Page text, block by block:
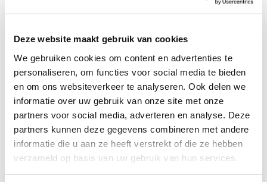
Deze website maakt gebruik van cookies
We gebruiken cookies om content en advertenties te
personaliseren, om functies voor social media te bieden
en om ons websiteverkeer te analyseren. Ook delen we
informatie over uw gebruik van onze site met onze
partners voor social media, adverteren en analyse. Deze
partners kunnen deze gegevens combineren met andere
informatie die u aan ze heeft verstrekt of die ze hebben
verzameld op basis van uw gebruik van hun services.
Lijkt het jou leuk om dit zonnestraaltje een paar uur per
week een warme plek te geven waar ze zich welkom voelt
Profiel steungezin
Wij zoeken een gezin in Amsterdam-Zuid:
• Waar dit leuke meisje na school vrijdag
welkom is, of op zaterdag gezellig mag
meedraaien;
• Dat om de week beschikbaar is, en bij